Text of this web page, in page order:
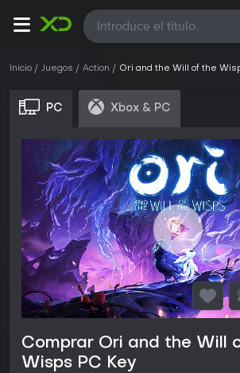
Todas
Inicio Juegos Action Ori and the Will of the
PC Xbox & PC
Comprar Ori and the Will
Wisps PC Key